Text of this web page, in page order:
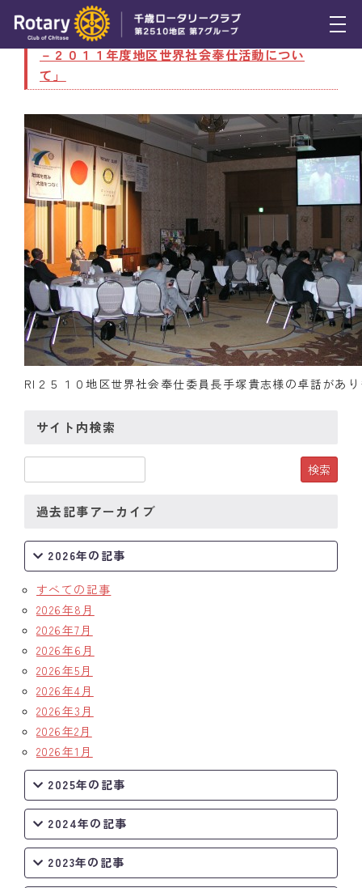
トピックス
活動報告
理事会報告
スケジュール
年間プログラム
木曜会
組織図
クラブのあゆみ
歴代会長・幹事
案内
例会場・事務局の案内
リンク集
情報公開
入会のご案内
8月5日（木） 通常例会～ゲスト卓話「２０１０
－２０１１年度地区世界社会奉仕活動につい
て」
RI２５１０地区世界社会奉仕委員長手塚貴志様の卓話があ
サイト内検索
過去記事アーカイブ
2026年の記事
すべての記事
2026年8月
2026年7月
2026年6月
2026年5月
2026年4月
2026年3月
2026年2月
2026年1月
2025年の記事
2024年の記事
2023年の記事